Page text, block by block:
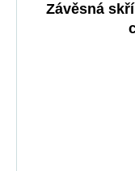
Závěsná